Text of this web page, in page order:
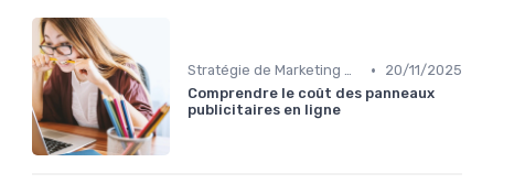
Stratégie de Marketing Digital •
20/11/2025
Comprendre le coût des panneaux
publicitaires en ligne